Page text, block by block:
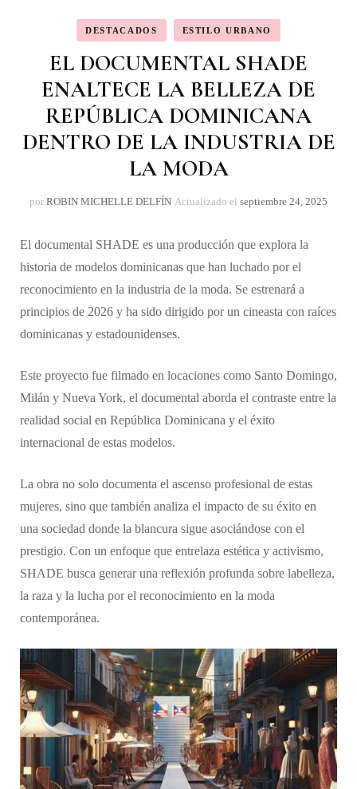
DESTACADOS ESTILO URBANO
EL DOCUMENTAL SHADE
ENALTECE LA BELLEZA DE
REPÚBLICA DOMINICANA
DENTRO DE LA INDUSTRIA DE
LA MODA
por ROBIN MICHELLE DELFÍN Actualizado el septiembre 24, 2025
El documental SHADE es una producción que explora la
historia de modelos dominicanas que han luchado por el
reconocimiento en la industria de la moda. Se estrenará a
principios de 2026 y ha sido dirigido por un cineasta con raíces
dominicanas y estadounidenses.
Este proyecto fue filmado en locaciones como Santo Domingo,
Milán y Nueva York, el documental aborda el contraste entre la
realidad social en República Dominicana y el éxito
internacional de estas modelos.
La obra no solo documenta el ascenso profesional de estas
mujeres, sino que también analiza el impacto de su éxito en
una sociedad donde la blancura sigue asociándose con el
prestigio. Con un enfoque que entrelaza estética y activismo,
SHADE busca generar una reflexión profunda sobre labelleza,
la raza y la lucha por el reconocimiento en la moda
contemporánea.